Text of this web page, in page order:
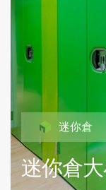
迷你倉
迷你倉